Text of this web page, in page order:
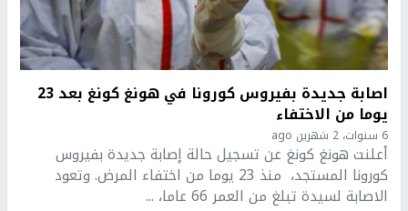
اصابة جديدة بفيروس كورونا في هونغ كونغ بعد 23
يوما من الاختفاء
6 سنوات، 2 شهرين ago
أعلنت هونغ كونغ عن تسجيل حالة إصابة جديدة بفيروس
كورونا المستجد، منذ 23 يوما من اختفاء المرض. وتعود
الاصابة لسيدة تبلغ من العمر 66 عاما، ...